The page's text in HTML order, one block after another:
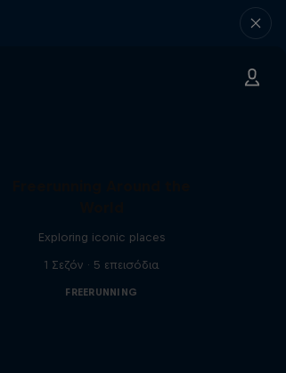
Exploring iconic places
1 Σεζόν · 5 επεισόδια
FREERUNNING